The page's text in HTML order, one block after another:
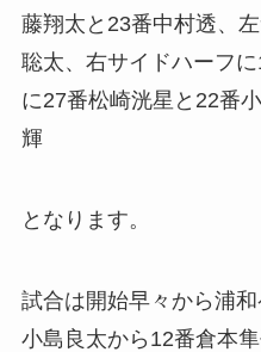
藤翔太と23番中村透、
聡太、右サイドハーフ
に27番松崎洸星と22番
輝
となります。
試合は開始早々から浦
小島良太から12番倉本